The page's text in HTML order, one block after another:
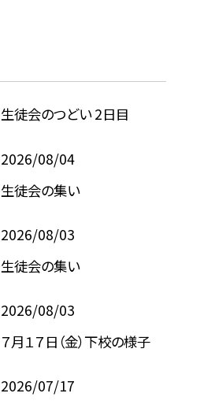
生徒会のつどい 2日目
2026/08/04
生徒会の集い
2026/08/03
生徒会の集い
2026/08/03
７月１７日（金）下校の様子
2026/07/17